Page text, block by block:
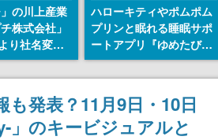
」の川上産業
株式会社」
り社名変更
で初めての
チッ”と鳴る
衝材が会社
ハローキティやポムポム
プリンと眠れる睡眠サポ
ートアプリ『ゆめたび』
が配信中。キャラごとの
ASMRや目覚ましアラー
ムも搭載
も発表？11月9日・10日
のキービジュアルと